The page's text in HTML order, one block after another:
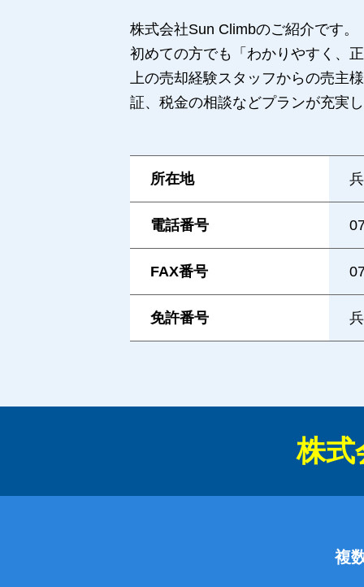
株式会社Sun Climbのご紹介です。
初めての方でも「わかりやすく、
上の売却経験スタッフからの売主
証、税金の相談などプランが充実
所在地
電話番号
FAX番号
免許番号
株
複